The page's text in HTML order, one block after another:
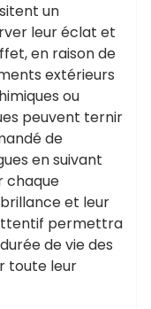
un
leur éclat et
en raison de
extérieurs
ou
peuvent ternir
de
en suivant
chaque
et leur
permettra
de vie des
toute leur